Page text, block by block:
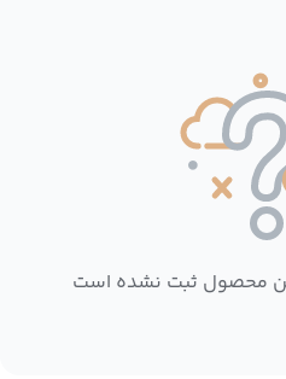
محصول ثبت نشده است